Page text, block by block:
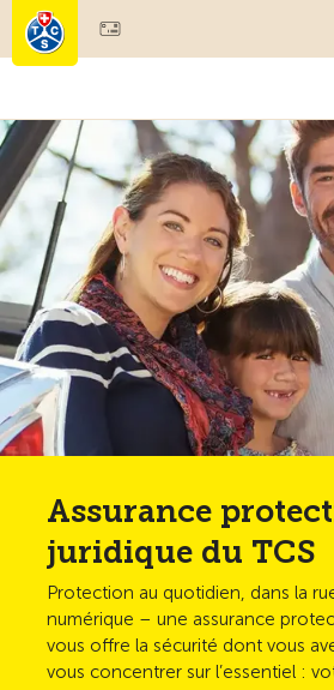
Membres & prestations
Tests, sécurité & santé
Assurance
juridique du TCS
Protection au quotidien, dans la
numérique – une assurance
vous offre la sécurité dont vous
vous concentrer sur l’essentiel :